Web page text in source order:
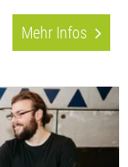
Mehr Infos